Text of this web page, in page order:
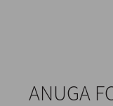
ANUGA